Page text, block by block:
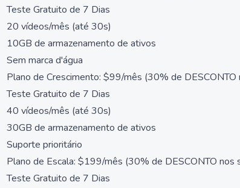
Teste Gratuito de 7 Dias
20 vídeos/mês (até 30s)
10GB de armazenamento de ativos
Sem marca d'água
Plano de Crescimento: $99/mês (30% de DESCONTO
Teste Gratuito de 7 Dias
40 vídeos/mês (até 30s)
30GB de armazenamento de ativos
Suporte prioritário
Plano de Escala: $199/mês (30% de DESCONTO nos
Teste Gratuito de 7 Dias